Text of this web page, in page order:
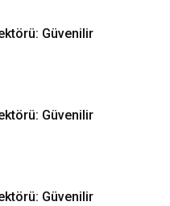
Güvenilir
Güvenilir
Güvenilir